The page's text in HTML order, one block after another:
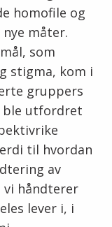
homofile og
måter.
som
stigma, kom i
gruppers
ble utfordret
til hvordan
av
vi håndterer
lever i, i